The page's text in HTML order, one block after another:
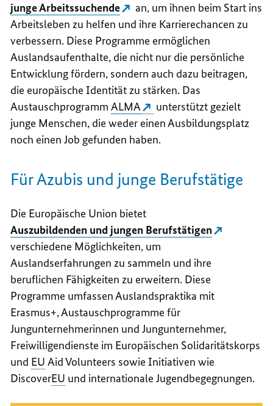
junge Arbeitssuchende
an, um ihnen beim Start ins
Arbeitsleben zu helfen und ihre Karrierechancen zu
verbessern. Diese Programme ermöglichen
Auslandsaufenthalte, die nicht nur die persönliche
Entwicklung fördern, sondern auch dazu beitragen,
die europäische Identität zu stärken. Das
AustauschprogrammALMA
unterstützt gezielt
junge Menschen, die weder einen Ausbildungsplatz
noch einen Job gefunden haben.
Für Azubis und junge Berufstätige
Die Europäische Union bietet
Auszubildenden und jungen Berufstätigen
verschiedene Möglichkeiten, um
Auslandserfahrungen zu sammeln und ihre
beruflichen Fähigkeiten zu erweitern. Diese
Programme umfassen Auslandspraktika mit
Erasmus+, Austauschprogramme für
Jungunternehmerinnen und Jungunternehmer,
Freiwilligendienste im Europäischen Solidaritätskorps
und EU Aid Volunteers sowie Initiativen wie
DiscoverEU und internationale Jugendbegegnungen.